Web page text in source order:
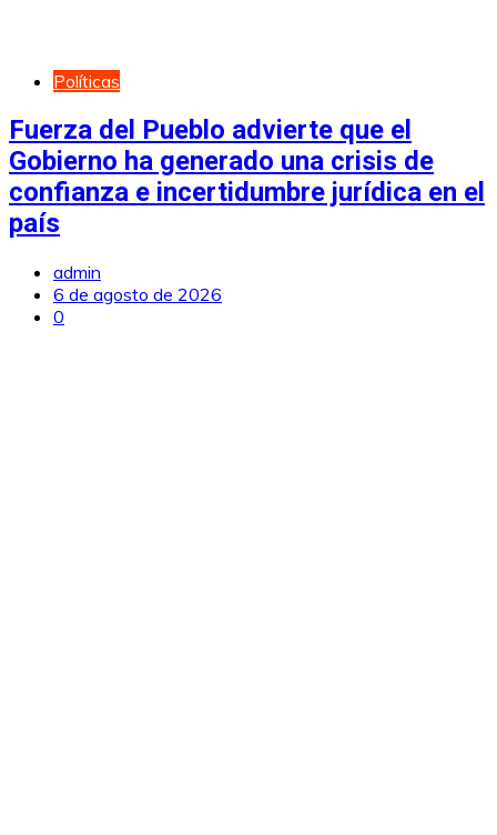
Políticas
Fuerza del Pueblo advierte que el
Gobierno ha generado una crisis de
confianza e incertidumbre jurídica en el
país
admin
6 de agosto de 2026
0